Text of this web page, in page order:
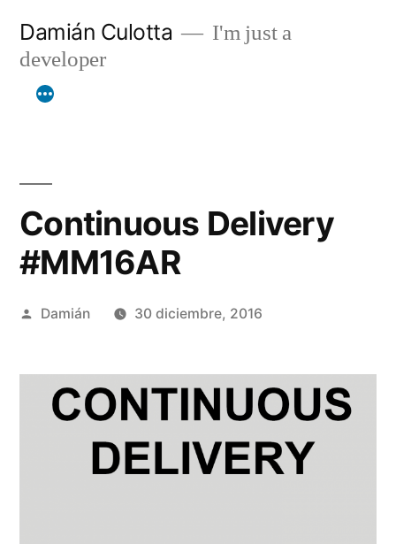
contenido
Damián Culotta
I'm just a
developer
Continuous Delivery
#MM16AR
Publicado
Damián 30 diciembre, 2016